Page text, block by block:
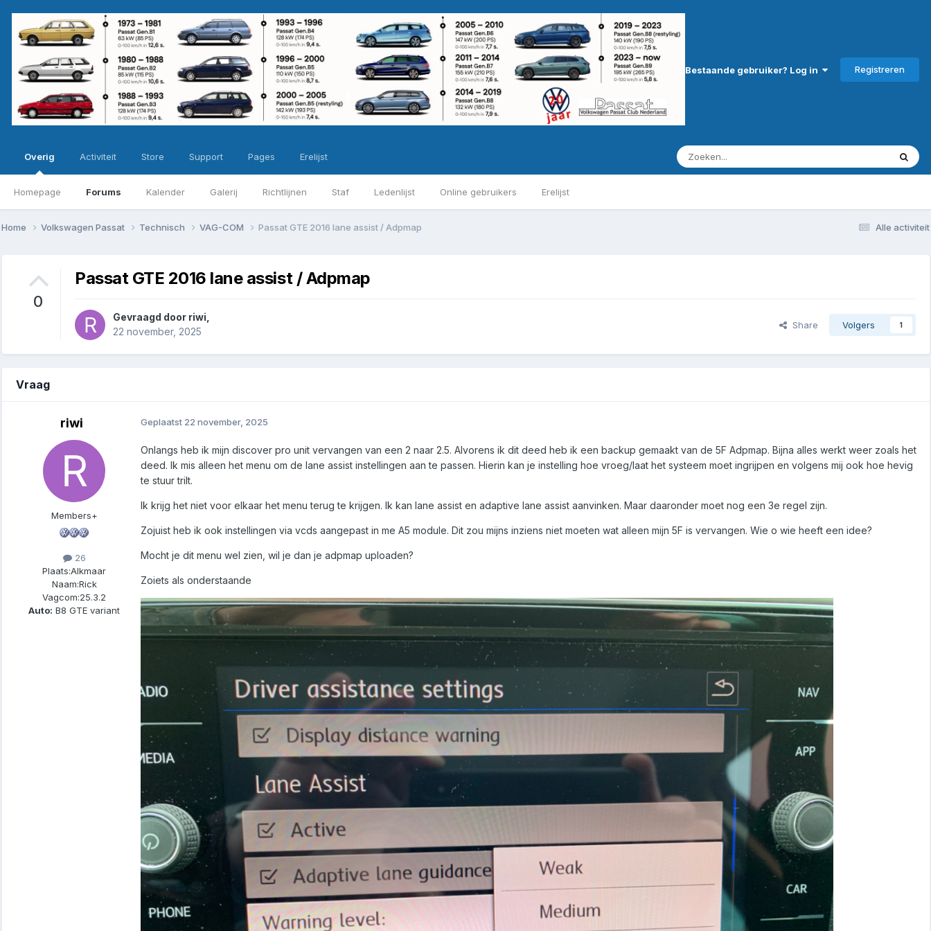
Bestaande gebruiker? Log in Registreren
Overig
Homepage Forums Kalender Galerij Richtlijnen Staf Ledenlijst Online gebruikers Erelijst
Activiteit Store Support Pages Erelijst
Alle activiteit
Home Volkswagen Passat Technisch VAG-COM Passat GTE 2016 lane assist / Adpmap
0
Passat GTE 2016 lane assist / Adpmap
Gevraagd door riwi
22 november, 2025
Share Volgers 1
Vraag
riwi
Members+
26
Plaats:Alkmaar
Naam:Rick
Vagcom:25.3.2
Auto: B8 GTE variant
Geplaatst 22 november, 2025
Onlangs heb ik mijn discover pro unit vervangen van een 2 naar 2.5. Alvorens ik dit deed heb ik een backup gemaakt van de 5F Adpmap. Bijna alles werkt weer zoals het
deed. Ik mis alleen het menu om de lane assist instellingen aan te passen. Hierin kan je instelling hoe vroeg/laat het systeem moet ingrijpen en volgens mij ook hoe hevig
te stuur trilt.
Ik krijg het niet voor elkaar het menu terug te krijgen. Ik kan lane assist en adaptive lane assist aanvinken. Maar daaronder moet nog een 3e regel zijn.
Zojuist heb ik ook instellingen via vcds aangepast in me A5 module. Dit zou mijns inziens niet moeten wat alleen mijn 5F is vervangen. Wie o wie heeft een idee?
Mocht je dit menu wel zien, wil je dan je adpmap uploaden?
Zoiets als onderstaande